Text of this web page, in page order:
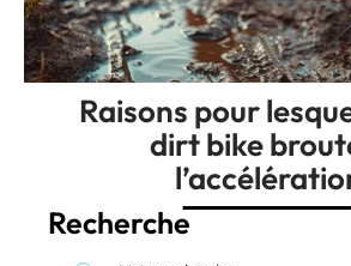
Raisons pour
dirt bike
Recherche